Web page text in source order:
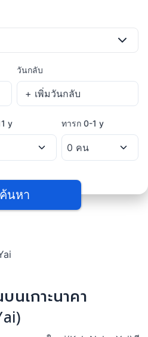
วันกลับ
y ทารก 0-1 y
ค้นหา
นเกาะนาคา